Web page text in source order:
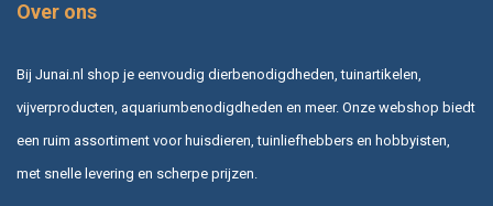
Over ons
Bij Junai.nl shop je eenvoudig dierbenodigdheden, tuinartikelen,
vijverproducten, aquariumbenodigdheden en meer. Onze webshop biedt
een ruim assortiment voor huisdieren, tuinliefhebbers en hobbyisten,
met snelle levering en scherpe prijzen.